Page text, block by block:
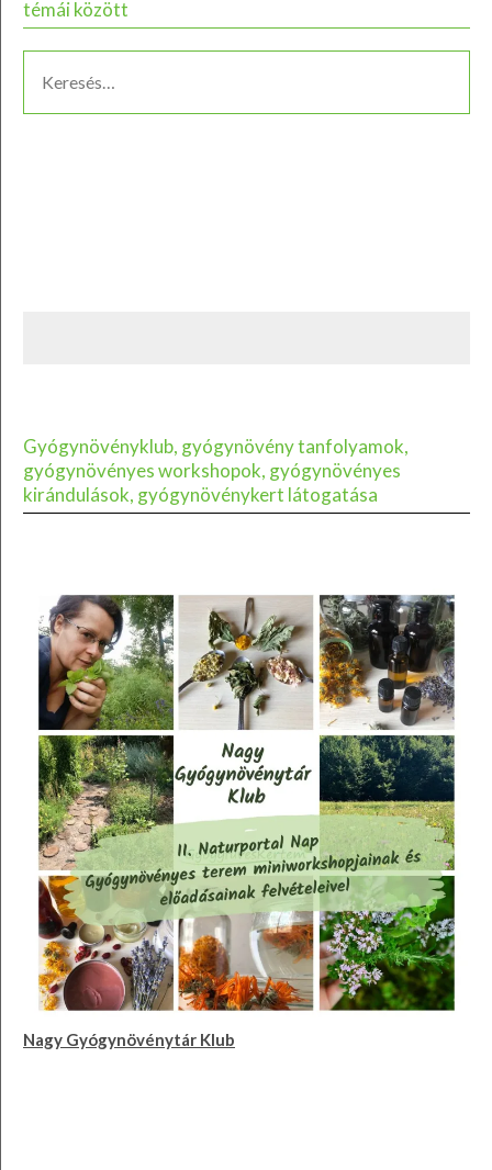
témái között
Gyógynövényklub, gyógynövény tanfolyamok,
gyógynövényes workshopok, gyógynövényes
kirándulások, gyógynövénykert látogatása
Nagy Gyógynövénytár Klub